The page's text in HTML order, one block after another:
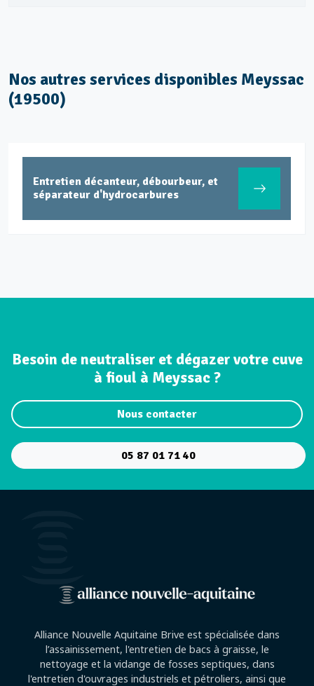
Nos autres services disponibles Meyssac
(19500)
Entretien décanteur, débourbeur, et
séparateur d'hydrocarbures
Besoin de neutraliser et dégazer votre cuve
à fioul à Meyssac ?
Nous contacter
05 87 01 71 40
Alliance Nouvelle Aquitaine Brive est spécialisée dans
l’assainissement, l'entretien de bacs à graisse, le
nettoyage et la vidange de fosses septiques, dans
l'entretien d'ouvrages industriels et pétroliers, ainsi que